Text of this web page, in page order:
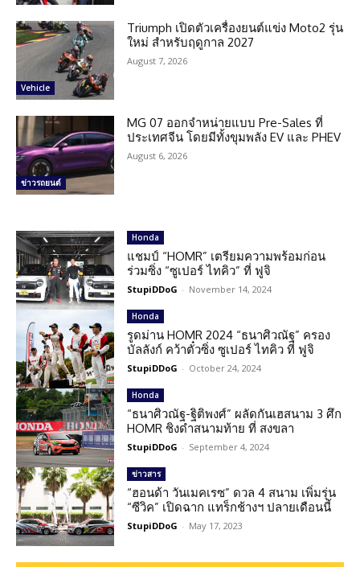
Vehicle
Triumph เปิดตัวเครื่องยนต์แข่ง Moto2 รุ่น
ใหม่ สำหรับฤดูกาล 2027
August 7, 2026
ข่าวรถยนต์
MG 07 ออกจำหน่ายแบบ Pre-Sales ที่
ประเทศจีน โดยมีทั้งขุมพลัง EV และ PHEV
August 6, 2026
Honda
แชมป์ “HOMR” เตรียมความพร้อมก่อน
ร่วมซิ่ง “ซูเปอร์ ไทคิว” ที่ ฟูจิ
StupiDDoG - November 14, 2024
Honda
รูดม่าน HOMR 2024 “ธนาศิวณัฐ” ครอง
บัลลังก์ คว้าตั๋วซิ่ง ซูเปอร์ ไทคิว ที่ ฟูจิ
StupiDDoG - October 24, 2024
Honda
“ธนาศิวณัฐ-ฐิติพงศ์” ผลัดกันเฮสนาม 3 ศึก
HOMR ชิงดำสนามท้าย ที่ สงขลา
StupiDDoG - September 4, 2024
ข่าวสาร
“ฮอนด้า วันเมคเรซ” ดวล 4 สนาม เพิ่มรุ่น
“ซีวิค” เปิดฉาก แทร็กช้างฯ ปลายเดือนนี้
StupiDDoG - May 17, 2023